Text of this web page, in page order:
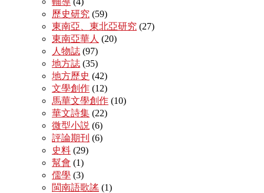
歷史研究 (59)
東南亞、東北亞研究 (27)
東南亞華人 (20)
人物誌 (97)
地方誌 (35)
地方歷史 (42)
文學創作 (12)
馬華文學創作 (10)
華文詩集 (22)
微型小説 (6)
評論期刊 (6)
史料 (29)
幫會 (1)
儒學 (3)
閩南語歌謠 (1)